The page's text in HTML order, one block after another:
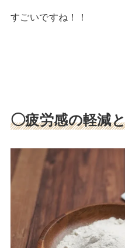
すごいですね！！
◯疲労感の軽減